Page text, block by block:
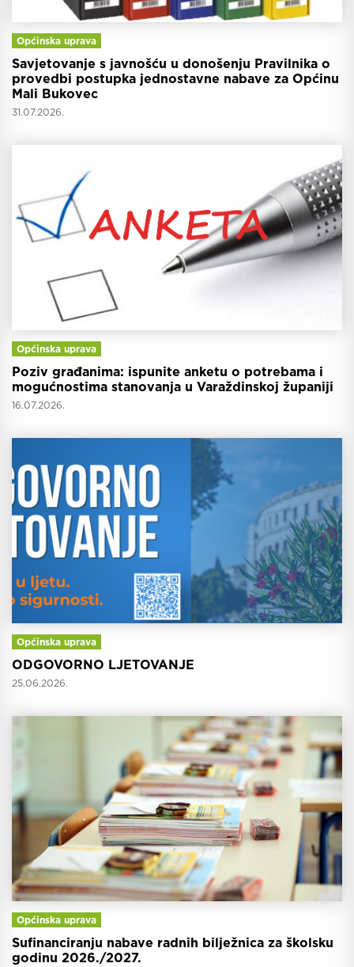
Općinska uprava
Savjetovanje s javnošću u donošenju Pravilnika o
provedbi postupka jednostavne nabave za Općinu
Mali Bukovec
31.07.2026.
Općinska uprava
Poziv građanima: ispunite anketu o potrebama i
mogućnostima stanovanja u Varaždinskoj županiji
16.07.2026.
Općinska uprava
ODGOVORNO LJETOVANJE
25.06.2026.
Općinska uprava
Sufinanciranju nabave radnih bilježnica za školsku
godinu 2026./2027.